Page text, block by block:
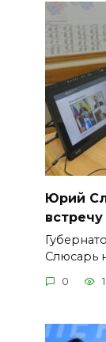
Юрий
Слюсарь
0